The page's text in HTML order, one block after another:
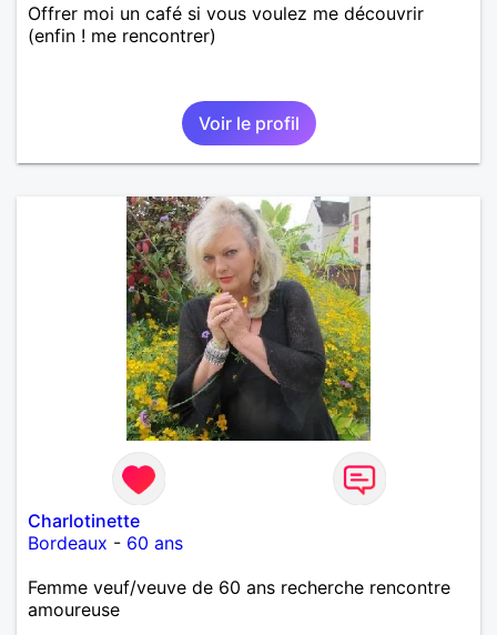
Offrer moi un café si vous voulez me découvrir
(enfin ! me rencontrer)
Voir le profil
Charlotinette
Bordeaux - 60 ans
Femme veuf/veuve de 60 ans recherche rencontre
amoureuse